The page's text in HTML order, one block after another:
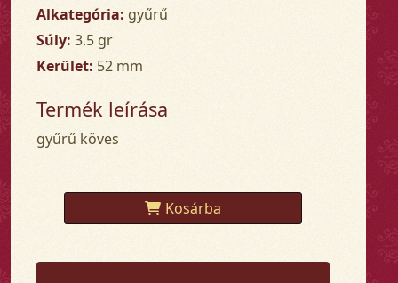
Alkategória: gyűrű
Súly: 3.5 gr
Kerület: 52 mm
Termék leírása
gyűrű köves
Kosárba